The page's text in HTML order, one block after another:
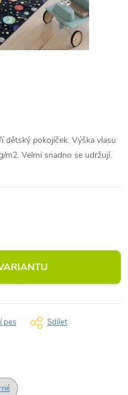
dětský pokojíček. Výška vlasu
Velmi snadno se udržují.
pes Sdílet